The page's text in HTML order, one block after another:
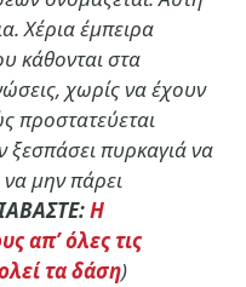
Χέρια έμπειρα
κάθονται στα
χωρίς να έχουν
προστατεύεται
ξεσπάσει πυρκαγιά να
να μην πάρει
Η
απ’ όλες τις
τα δάση)